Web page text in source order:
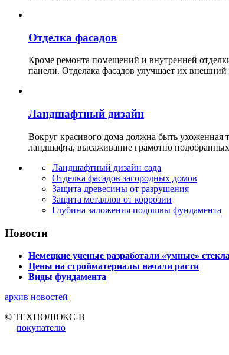
Отделка фасадов
Кроме ремонта помещений и внутренней
панели. Отделака фасадов улучшает их
Ландшафтный дизайн
Вокруг красивого дома должна быть ухоженная
ландшафта, высаживание грамотно
Ландшафтный дизайн сада
Отделка фасадов загородных домов
Защита древесины от разрушения
Защита металлов от коррозии
Глубина заложения подошвы фундамента
Новости
Немецкие ученые разработали «умные»
Цены на стройматериалы начали расти
Виды фундамента
архив новостей
© ТЕХНОЛЮКС-В
покупателю